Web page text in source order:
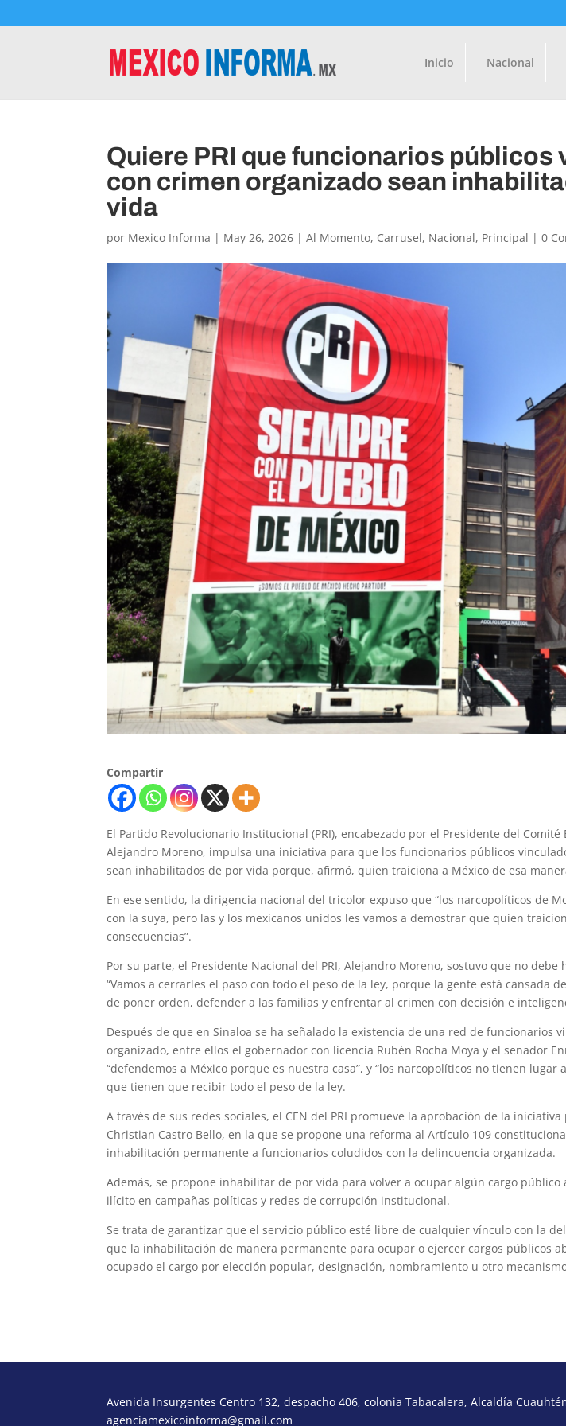
Inicio Nacional
Quiere PRI que funcionarios públicos
con crimen organizado sean
vida
por Mexico Informa | May 26, 2026 |Al Momento, Carrusel, Nacional, Principal |0
Compartir
El Partido Revolucionario Institucional (PRI), encabezado por el Presidente del Comité
Alejandro Moreno, impulsa una iniciativa para que los funcionarios públicos
sean inhabilitados de por vida porque, afirmó, quien traiciona a México de esa
En ese sentido, la dirigencia nacional del tricolor expuso que “los narcopolíticos de
con la suya, pero las y los mexicanos unidos les vamos a demostrar que quien
consecuencias”.
Por su parte, el Presidente Nacional del PRI, Alejandro Moreno, sostuvo que no
“Vamos a cerrarles el paso con todo el peso de la ley, porque la gente está cansada
de poner orden, defender a las familias y enfrentar al crimen con decisión e
Después de que en Sinaloa se ha señalado la existencia de una red de funcionarios
organizado, entre ellos el gobernador con licencia Rubén Rocha Moya y el senador
“defendemos a México porque es nuestra casa”, y “los narcopolíticos no tienen lugar
que tienen que recibir todo el peso de la ley.
A través de sus redes sociales, el CEN del PRI promueve la aprobación de la
Christian Castro Bello, en la que se propone una reforma al Artículo 109
inhabilitación permanente a funcionarios coludidos con la delincuencia organizada.
Además, se propone inhabilitar de por vida para volver a ocupar algún cargo
ilícito en campañas políticas y redes de corrupción institucional.
Se trata de garantizar que el servicio público esté libre de cualquier vínculo con la
que la inhabilitación de manera permanente para ocupar o ejercer cargos públicos
ocupado el cargo por elección popular, designación, nombramiento u otro
Avenida Insurgentes Centro 132, despacho 406, colonia Tabacalera, Alcaldía
agenciamexicoinforma@gmail.com